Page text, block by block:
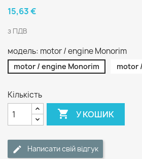
15,63 €
з ПДВ
модель: motor / engine Monorim
motor / engine Monorim motor
Кількість
 У КОШИК
Написати свій відгук